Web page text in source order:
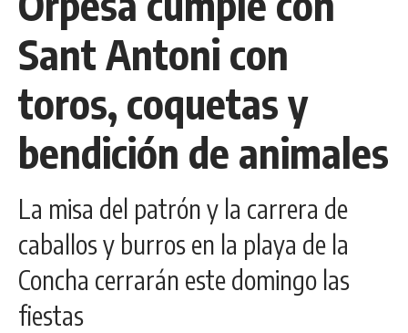
Sant Antoni con
toros, coquetas y
bendición de animales
La misa del patrón y la carrera de
caballos y burros en la playa de la
Concha cerrarán este domingo las
fiestas